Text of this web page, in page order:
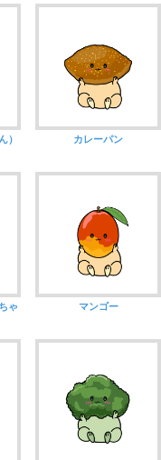
） カレーパン
ゃ
マンゴー